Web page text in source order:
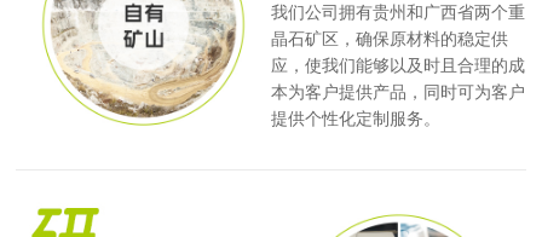
我们公司拥有贵州和广西省两个重
晶石矿区，确保原材料的稳定供
应，使我们能够以及时且合理的成
本为客户提供产品，同时可为客户
提供个性化定制服务。